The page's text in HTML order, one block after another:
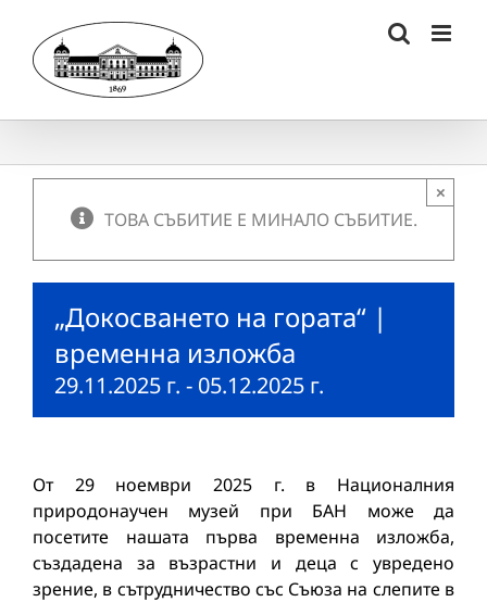
content
ТОВА СЪБИТИЕ Е МИНАЛО СЪБИТИЕ.
×
„Докосването на гората“ |
временна изложба
29.11.2025 г. - 05.12.2025 г.
От 29 ноември 2025 г. в Националния
природонаучен музей при БАН може да
посетите нашата първа временна изложба,
създадена за възрастни и деца с увредено
зрение, в сътрудничество със Съюза на слепите в